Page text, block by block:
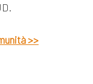
>>